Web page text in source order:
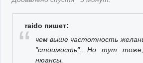
raido пишет:
чем выше частотность
"стоимость". Но тут
нюансы.